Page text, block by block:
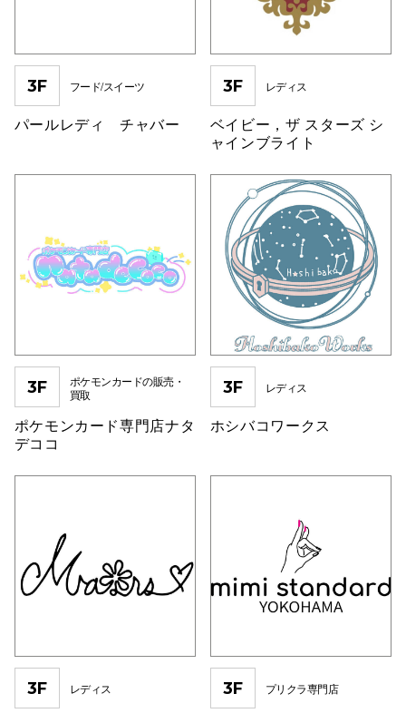
3F フード/スイーツ
パールレディ チャバー
3F レディス
ベイビー，ザ スターズ シ
ャインブライト
3F
ポケモンカードの販売・
買取
ポケモンカード専門店ナタ
デココ
3F レディス
ホシバコワークス
3F レディス 3F プリクラ専門店